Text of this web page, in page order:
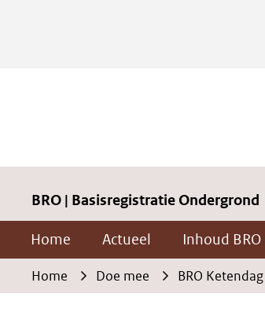
van
cookies
op
deze
website
worden
BRO | Basisregistratie Ondergrond
Home Actueel Inhoud BRO
Home Doe mee BRO Ketendag